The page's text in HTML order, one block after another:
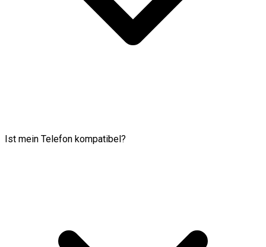
Ist mein Telefon kompatibel?